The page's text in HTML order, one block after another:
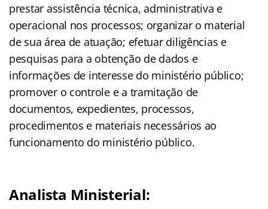
prestar assistência técnica, administrativa e
operacional nos processos; organizar o material
de sua área de atuação; efetuar diligências e
pesquisas para a obtenção de dados e
informações de interesse do ministério público;
promover o controle e a tramitação de
documentos, expedientes, processos,
procedimentos e materiais necessários ao
funcionamento do ministério público.
Analista Ministerial: